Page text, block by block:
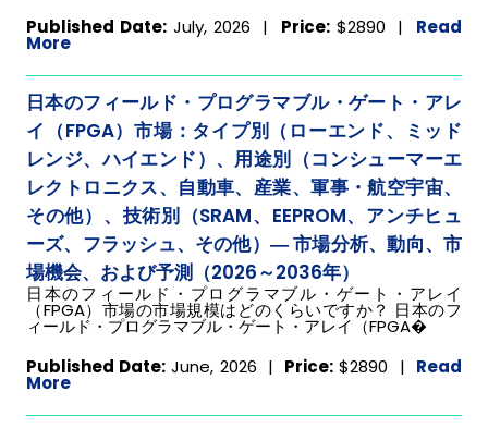
Published Date:July, 2026 | Price:$2890 | Read
More
日本のフィールド・プログラマブル・ゲート・アレ
イ（FPGA）市場：タイプ別（ローエンド、ミッド
レンジ、ハイエンド）、用途別（コンシューマーエ
レクトロニクス、自動車、産業、軍事・航空宇宙、
その他）、技術別（SRAM、EEPROM、アンチヒュ
ーズ、フラッシュ、その他）― 市場分析、動向、市
場機会、および予測（2026～2036年）
日本のフィールド・プログラマブル・ゲート・アレイ
（FPGA）市場の市場規模はどのくらいですか？ 日本のフ
ィールド・プログラマブル・ゲート・アレイ（FPGA�
Published Date: June, 2026 | Price: $2890 | Read
More